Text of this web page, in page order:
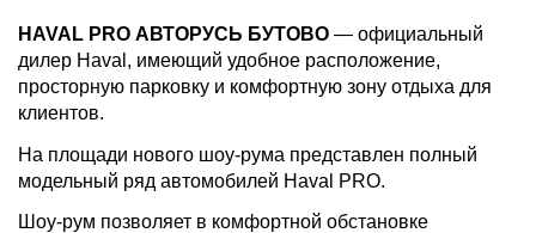
HAVAL PRO АВТОРУСЬ БУТОВО — официальный
дилер Haval, имеющий удобное расположение,
просторную парковку и комфортную зону отдыха для
клиентов.
На площади нового шоу-рума представлен полный
модельный ряд автомобилей Haval PRO.
Шоу-рум позволяет в комфортной обстановке